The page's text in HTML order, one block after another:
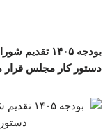
بودجه ۱۴۰۵
دستور کار مجلس قرار